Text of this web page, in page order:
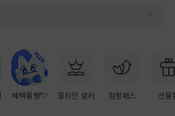
혜택몰빵💘 밀리언 셀러 점핑패스 선물